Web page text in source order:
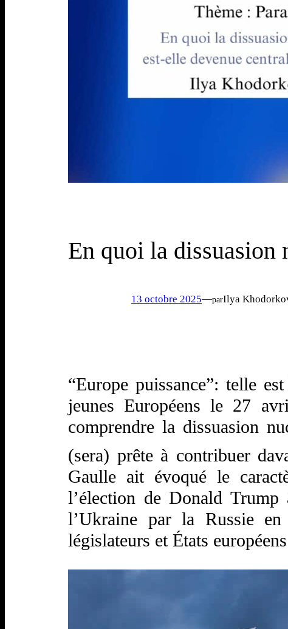
En quoi la dissuasion
13 octobre 2025—parIlya
“Europe puissance”: telle
jeunes Européens le 27
comprendre la dissuasion
(sera) prête à contribuer
Gaulle ait évoqué le
l’élection de Donald
l’Ukraine par la Russie
législateurs et États